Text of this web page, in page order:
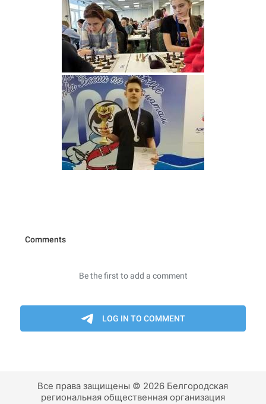
Все права защищены © 2026 Белгородская
региональная общественная организация